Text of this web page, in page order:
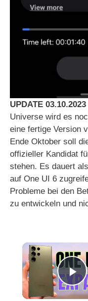
UPDATE 03.10.2023
Universe wird es
eine fertige Version
Ende Oktober soll
offizieller Kandidat
stehen. Es dauert
auf One UI 6
Probleme bei den
zu entwickeln und